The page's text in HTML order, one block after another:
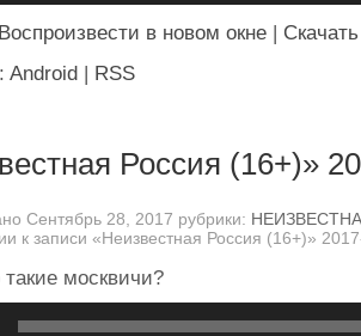
Воспроизвести в новом окне
Скачать
Android RSS
Россия (16+)»
Сентябрь 28, 2017 рубрики:
к записи «Неизвестная Россия (16+)»
москвичи?